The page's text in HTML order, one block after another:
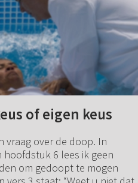
of eigen keus
vraag over de doop. In
hoofdstuk 6 lees ik geen
om gedoopt te mogen